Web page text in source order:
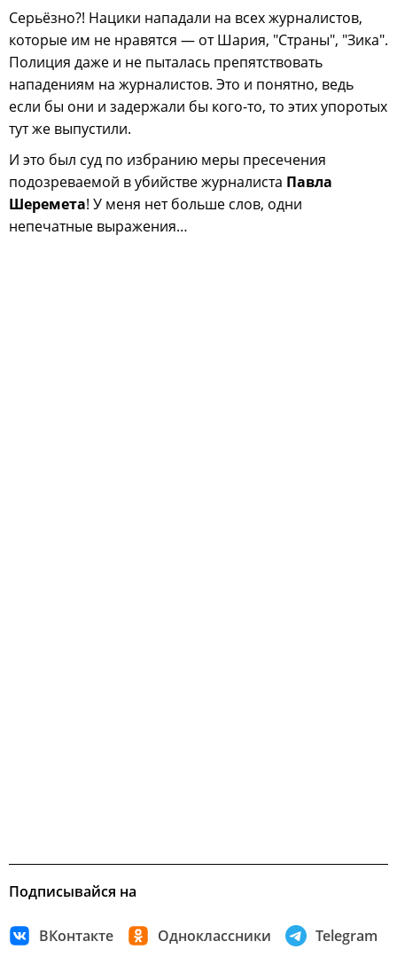
Серьёзно?! Нацики нападали на всех журналистов,
которые им не нравятся — от Шария, "Страны", "Зика".
Полиция даже и не пыталась препятствовать
нападениям на журналистов. Это и понятно, ведь
если бы они и задержали бы кого-то, то этих упоротых
тут же выпустили.
И это был суд по избранию меры пресечения
подозреваемой в убийстве журналиста Павла
Шеремета! У меня нет больше слов, одни
непечатные выражения…
Подписывайся на
ВКонтакте Одноклассники Telegram